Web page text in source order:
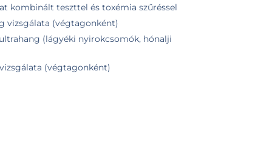
kombinált teszttel és toxémia szűréssel
vizsgálata (végtagonként)
(lágyéki nyirokcsomók, hónalji
(végtagonként)